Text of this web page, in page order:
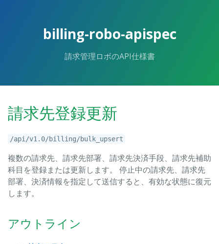
billing-robo-apispec
請求管理ロボのAPI仕様書
請求先登録更新
/api/v1.0/billing/bulk_upsert
複数の請求先、請求先部署、請求先決済手段、請求先補助
科目を登録または更新します。 停止中の請求先、請求先
部署、決済情報を指定して送信すると、有効な状態に復元
します。
アウトライン